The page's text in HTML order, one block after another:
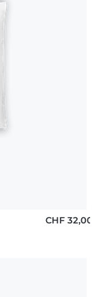
CHF 32,00